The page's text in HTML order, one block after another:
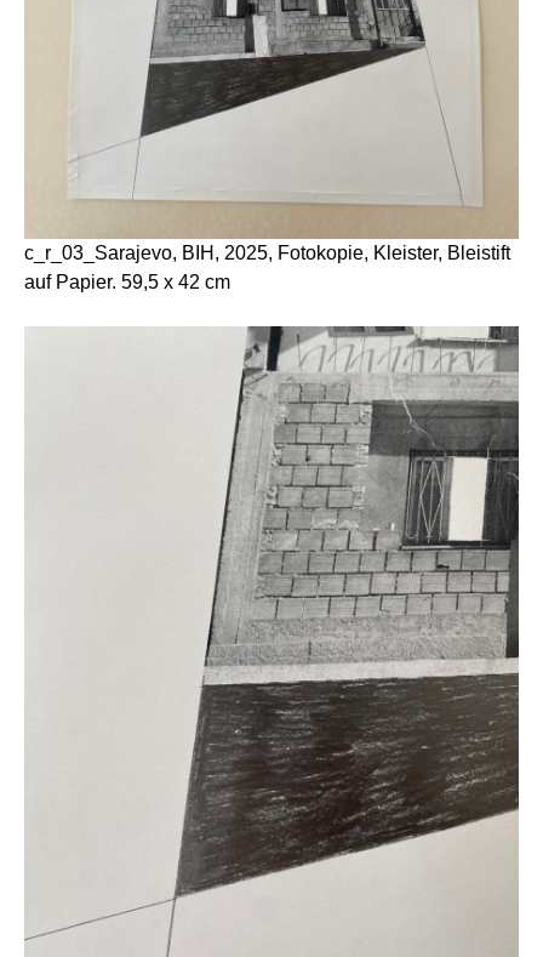
c_r_03_Sarajevo, BIH, 2025, Fotokopie, Kleister, Bleistift
auf Papier. 59,5 x 42 cm